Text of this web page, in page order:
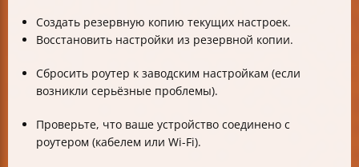
Создать резервную копию текущих настроек.
Восстановить настройки из резервной копии.
Сбросить роутер к заводским настройкам (если
возникли серьёзные проблемы).
Проверьте, что ваше устройство соединено с
роутером (кабелем или Wi-Fi).